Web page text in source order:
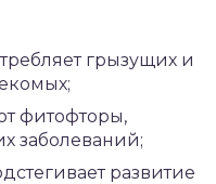
грызущих и
фитофторы,
заболеваний;
развитие